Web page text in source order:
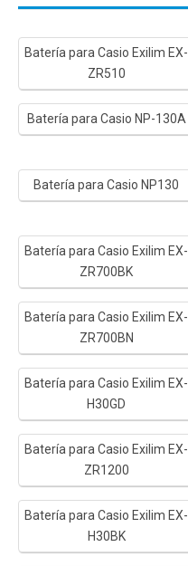
Batería para Casio Exilim EX-
ZR510
Batería para Casio NP-130A
Batería para Casio NP130
Batería para Casio Exilim EX-
ZR700BK
Batería para Casio Exilim EX-
ZR700BN
Batería para Casio Exilim EX-
H30GD
Batería para Casio Exilim EX-
ZR1200
Batería para Casio Exilim EX-
H30BK